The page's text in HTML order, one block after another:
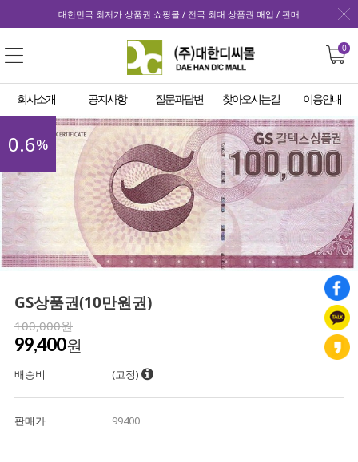
대한민국 최저가 상품권 쇼핑몰 / 전국 최대 상품권 매입 / 판매
0
회사소개 공지사항 질문과답변 찾아오시는길 이용안내
0.6%
GS상품권(10만원권)
100,000원
99,400원
배송비 (고정)
판매가 99400